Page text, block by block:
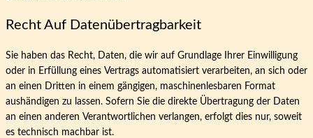
Recht Auf Daten­übertrag­barkeit
Sie haben das Recht, Daten, die wir auf Grundlage Ihrer Einwilligung
oder in Erfüllung eines Vertrags automatisiert verarbeiten, an sich oder
an einen Dritten in einem gängigen, maschinenlesbaren Format
aushändigen zu lassen. Sofern Sie die direkte Übertragung der Daten
an einen anderen Verantwortlichen verlangen, erfolgt dies nur, soweit
es technisch machbar ist.